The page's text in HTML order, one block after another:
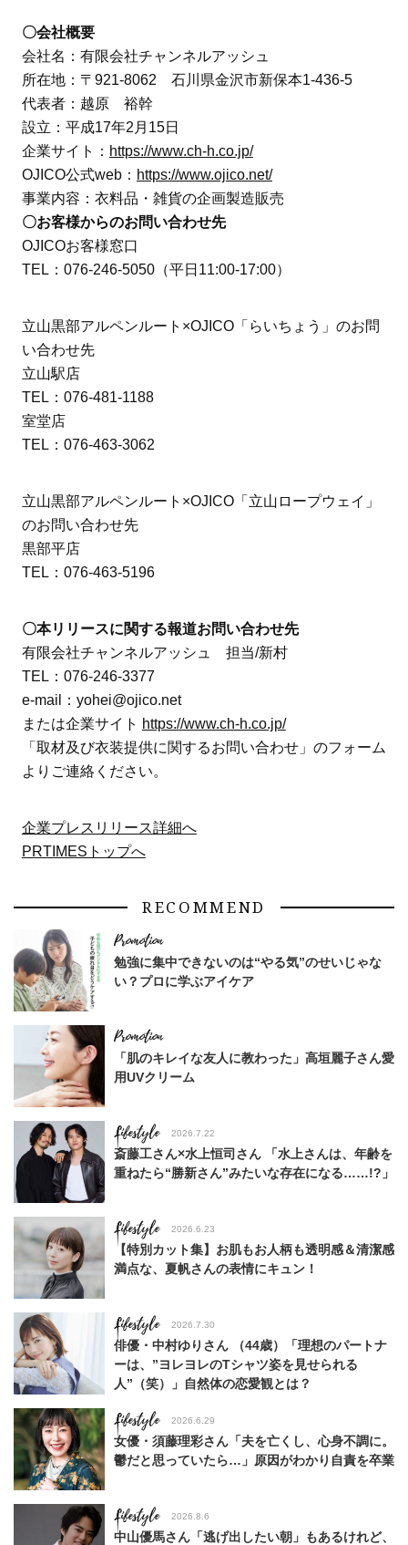
〇会社概要
会社名：有限会社チャンネルアッシュ
所在地：〒921-8062 石川県金沢市新保本1-436-5
代表者：越原 裕幹
設立：平成17年2月15日
企業サイト： https://www.ch-h.co.jp/
OJICO公式web： https://www.ojico.net/
事業内容：衣料品・雑貨の企画製造販売
〇お客様からのお問い合わせ先
OJICOお客様窓口
TEL：076-246-5050（平日11:00-17:00）
立山黒部アルペンルート×OJICO「らいちょう」のお問
い合わせ先
立山駅店
TEL：076-481-1188
室堂店
TEL：076-463-3062
立山黒部アルペンルート×OJICO「立山ロープウェイ」
のお問い合わせ先
黒部平店
TEL：076-463-5196
〇本リリースに関する報道お問い合わせ先
有限会社チャンネルアッシュ 担当/新村
TEL：076-246-3377
e-mail：yohei@ojico.net
または企業サイト https://www.ch-h.co.jp/
「取材及び衣装提供に関するお問い合わせ」のフォーム
よりご連絡ください。
企業プレスリリース詳細へ
PRTIMESトップへ
RECOMMEND
勉強に集中できないのは“やる気”のせいじゃな
い？プロに学ぶアイケア
「肌のキレイな友人に教わった」高垣麗子さん愛
用UVクリーム
Lifestyle 2026.7.22
斎藤工さん×水上恒司さん 「水上さんは、年齢を
重ねたら“勝新さん”みたいな存在になる……!?」
Lifestyle 2026.6.23
【特別カット集】お肌もお人柄も透明感＆清潔感
満点な、夏帆さんの表情にキュン！
Lifestyle 2026.7.30
俳優・中村ゆりさん （44歳）「理想のパートナ
ーは、”ヨレヨレのTシャツ姿を見せられる
人”（笑）」自然体の恋愛観とは？
Lifestyle 2026.6.29
女優・須藤理彩さん「夫を亡くし、心身不調に。
鬱だと思っていたら…」原因がわかり自責を卒業
Lifestyle 2026.8.6
中山優馬さん「逃げ出したい朝」もあるけれど、